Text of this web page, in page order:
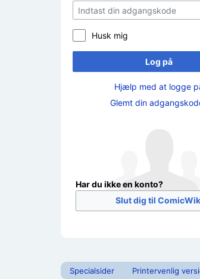
Husk mig
Log på
Hjælp med at logge
Glemt din
Har du ikke en konto?
Slut dig til
Specialsider Printervenlig